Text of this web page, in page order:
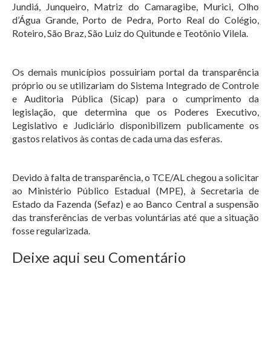
Jundiá, Junqueiro, Matriz do Camaragibe, Murici, Olho
d’Água Grande, Porto de Pedra, Porto Real do Colégio,
Roteiro, São Braz, São Luiz do Quitunde e Teotônio Vilela.
Os demais municípios possuiriam portal da transparência
próprio ou se utilizariam do Sistema Integrado de Controle
e Auditoria Pública (Sicap) para o cumprimento da
legislação, que determina que os Poderes Executivo,
Legislativo e Judiciário disponibilizem publicamente os
gastos relativos às contas de cada uma das esferas.
Devido à falta de transparência, o TCE/AL chegou a solicitar
ao Ministério Público Estadual (MPE), à Secretaria de
Estado da Fazenda (Sefaz) e ao Banco Central a suspensão
das transferências de verbas voluntárias até que a situação
fosse regularizada.
Deixe aqui seu Comentário